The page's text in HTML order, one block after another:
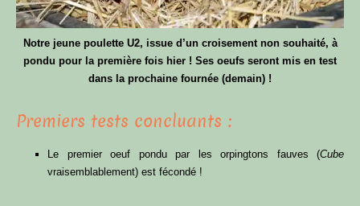
Notre jeune poulette U2, issue d’un croisement non souhaité, à
pondu pour la première fois hier ! Ses oeufs seront mis en test
dans la prochaine fournée (demain) !
Premiers tests concluants :
Le premier oeuf pondu par les orpingtons fauves (Cube
vraisemblablement) est fécondé !